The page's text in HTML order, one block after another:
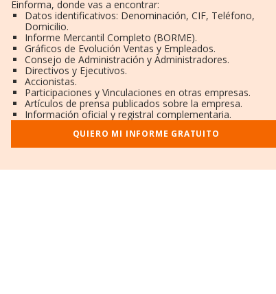
Einforma, donde vas a encontrar:
Datos identificativos: Denominación, CIF, Teléfono,
Domicilio.
Informe Mercantil Completo (BORME).
Gráficos de Evolución Ventas y Empleados.
Consejo de Administración y Administradores.
Directivos y Ejecutivos.
Accionistas.
Participaciones y Vinculaciones en otras empresas.
Artículos de prensa publicados sobre la empresa.
Información oficial y registral complementaria.
QUIERO MI INFORME GRATUITO